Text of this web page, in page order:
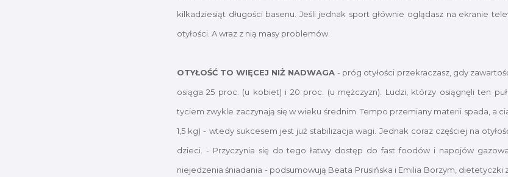
kilkadziesiąt długości basenu. Jeśli jednak sport głównie oglądasz na ekranie
otyłości. A wraz z nią masy problemów.
OTYŁOŚĆ TO WIĘCEJ NIŻ NADWAGA- próg otyłości przekraczasz, gdy
osiąga 25 proc. (u kobiet) i 20 proc. (u mężczyzn). Ludzi, którzy osiągnęli ten
tyciem zwykle zaczynają się w wieku średnim. Tempo przemiany materii spada, a
1,5 kg) - wtedy sukcesem jest już stabilizacja wagi. Jednak coraz częściej na
dzieci. - Przyczynia się do tego łatwy dostęp do fast foodów i napojów
niejedzenia śniadania - podsumowują Beata Prusińska i Emilia Borzym, dietetyczki